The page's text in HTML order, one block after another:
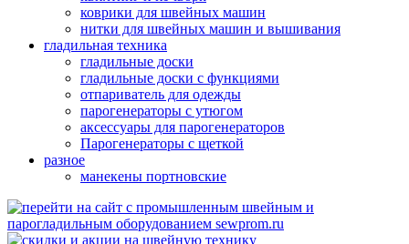
коврики для швейных машин
нитки для швейных машин и вышивания
гладильная техника
гладильные доски
гладильные доски с функциями
отпариватель для одежды
парогенераторы с утюгом
аксессуары для парогенераторов
Парогенераторы с щеткой
разное
манекены портновские